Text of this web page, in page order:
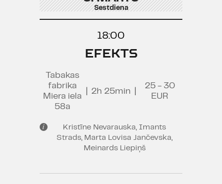
Sestdiena
18:00
EFEKTS
Tabakas
fabrika
Miera iela
58a
2h 25min
25 - 30
EUR
Kristīne Nevarauska, Imants
Strads, Marta Lovisa Jančevska,
Meinards Liepiņš